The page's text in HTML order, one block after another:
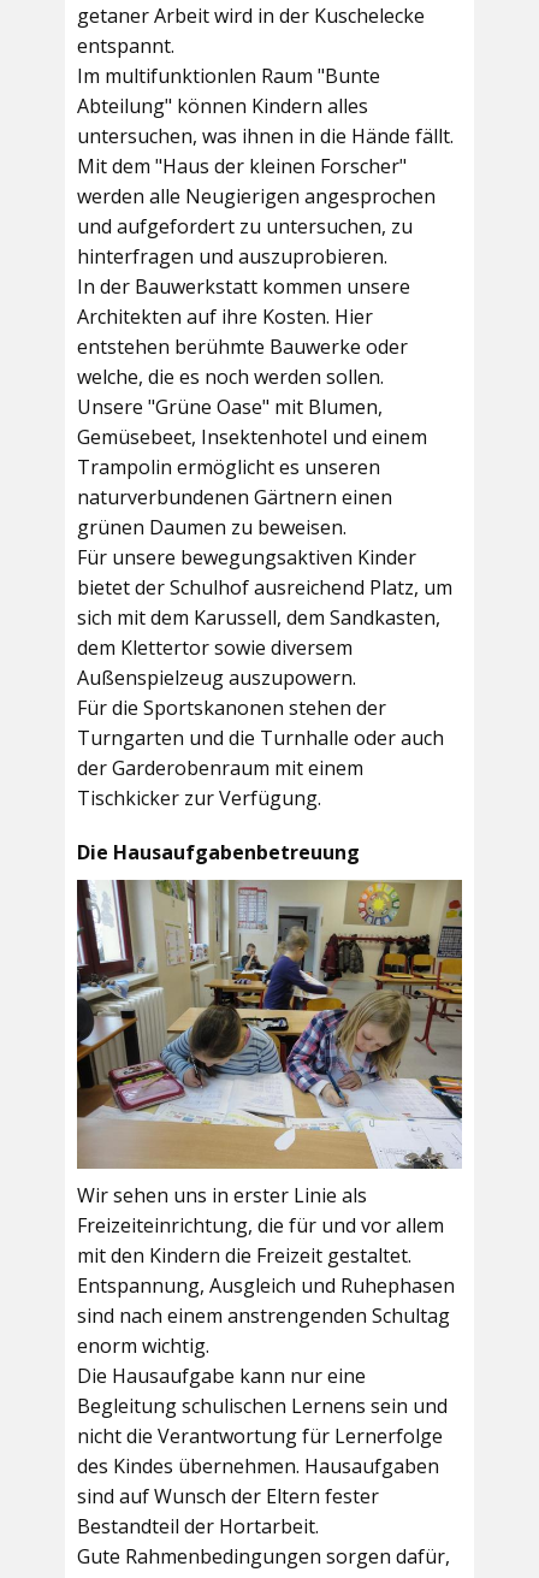
getaner Arbeit wird in der Kuschelecke
entspannt.
Im multifunktionlen Raum "Bunte
Abteilung" können Kindern alles
untersuchen, was ihnen in die Hände fällt.
Mit dem "Haus der kleinen Forscher"
werden alle Neugierigen angesprochen
und aufgefordert zu untersuchen, zu
hinterfragen und auszuprobieren.
In der Bauwerkstatt kommen unsere
Architekten auf ihre Kosten. Hier
entstehen berühmte Bauwerke oder
welche, die es noch werden sollen.
Unsere "Grüne Oase" mit Blumen,
Gemüsebeet, Insektenhotel und einem
Trampolin ermöglicht es unseren
naturverbundenen Gärtnern einen
grünen Daumen zu beweisen.
Für unsere bewegungsaktiven Kinder
bietet derSchulhofausreichend Platz, um
sich mit dem Karussell, dem Sandkasten,
dem Klettertor sowie diversem
Außenspielzeug auszupowern.
Für die Sportskanonen stehen der
Turngarten und die Turnhalle oder auch
derGarderobenraum mit einem
Tischkicker zur Verfügung.
Die Hausaufgabenbetreuung
Wir sehen uns in erster Linie als
Freizeiteinrichtung, die für und vor allem
mit den Kindern die Freizeit gestaltet.
Entspannung, Ausgleich und Ruhephasen
sind nach einem anstrengenden Schultag
enorm wichtig.
Die Hausaufgabe kann nur eine
Begleitung schulischen Lernens sein und
nicht die Verantwortung für Lernerfolge
des Kindes übernehmen. Hausaufgaben
sind auf Wunsch der Eltern fester
Bestandteil der Hortarbeit.
Gute Rahmenbedingungen sorgen dafür,